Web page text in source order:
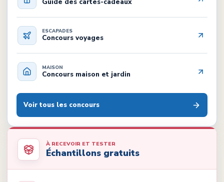
Guide des cartes-cadeaux
ESCAPADES
Concours voyages
MAISON
Concours maison et jardin
Voir tous les concours
À RECEVOIR ET TESTER
Échantillons gratuits